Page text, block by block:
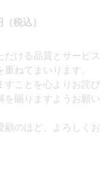
税込）
だける品質とサービス
ねてまいります。
すことを心よりお詫び
を賜りますようお願い
顧のほど、よろしくお